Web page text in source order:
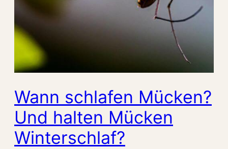
Wann schlafen Mücken?
Und halten Mücken
Winterschlaf?